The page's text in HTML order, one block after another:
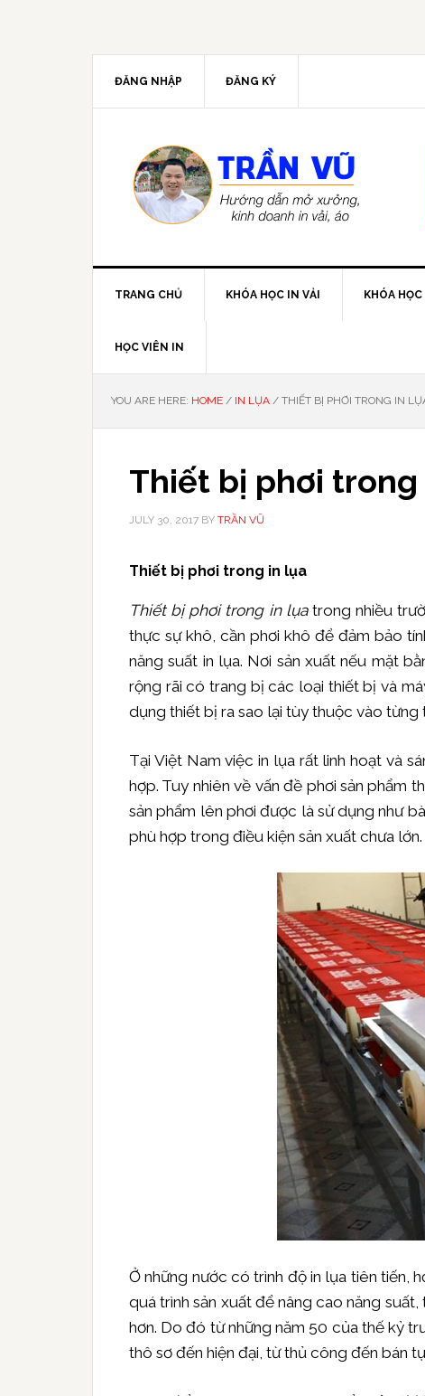
ĐĂNG NHẬP ĐĂNG KÝ
TRANG CHỦ KHÓA HỌC IN VẢI KHÓA
HỌC VIÊN IN
YOU ARE HERE: HOME / IN LỤA / THIẾT BỊ PHƠI TRONG IN
Thiết bị phơi trong
JULY 30, 2017 BY TRẦN VŨ
Thiết bị phơi trong in lụa
Thiết bị phơi trong in lụatrong nhiều
thực sự khô, cần phơi khô để đảm bảo
năng suất in lụa. Nơi sản xuất nếu mặt
rộng rãi có trang bị các loại thiết bị và
dụng thiết bị ra sao lại tùy thuộc vào
Tại Việt Nam việc in lụa rất linh hoạt và
hợp. Tuy nhiên về vấn đề phơi sản phẩm
sản phẩm lên phơi được là sử dụng như
phù hợp trong điều kiện sản xuất chưa lớn.
Ở những nước có trình độ in lụa tiên tiến,
quá trình sản xuất để nâng cao năng
hơn. Do đó từ những năm 50 của thế kỷ
thô sơ đến hiện đại, từ thủ công đến bán